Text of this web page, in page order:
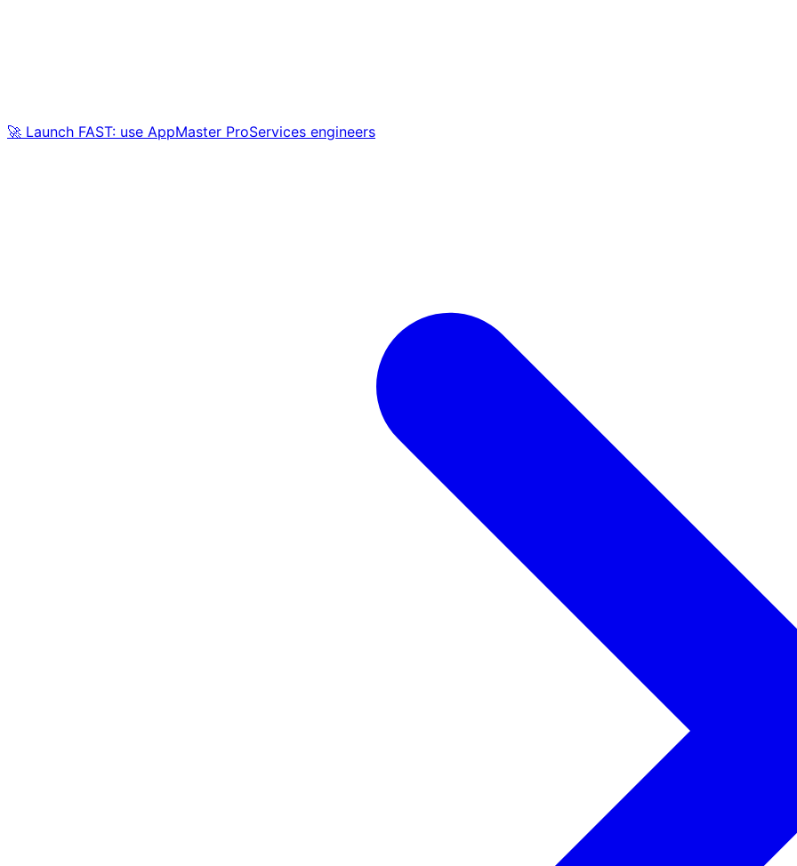
🚀 Launch FAST: use AppMaster ProServices engineers